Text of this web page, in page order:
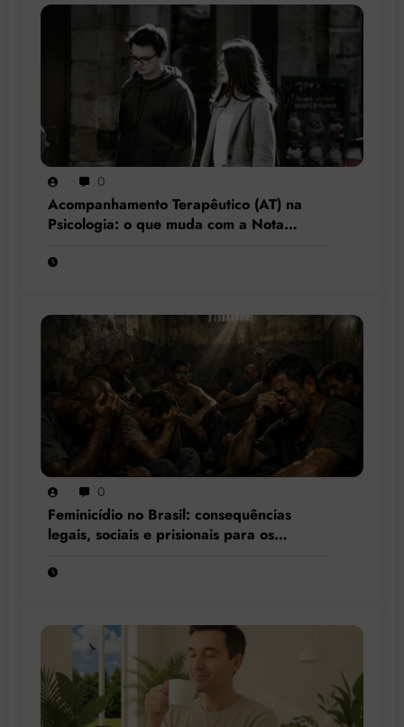
0
Acompanhamento Terapêutico (AT) na
Psicologia: o que muda com a Nota
0
Feminicídio no Brasil: consequências
legais, sociais e prisionais para os